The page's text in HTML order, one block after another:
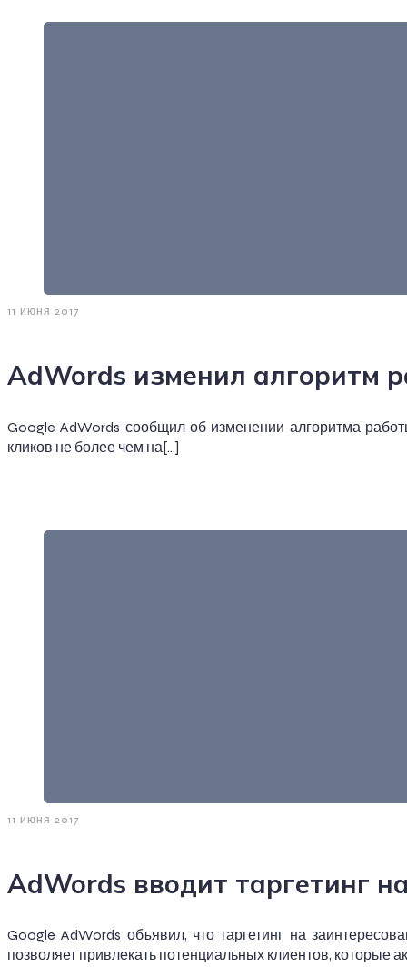
11 июня 2017
AdWords изменил алгоритм
Google AdWords сообщил об изменении алгоритма
кликов не более чем на[…]
11 июня 2017
AdWords вводит таргетинг
Google AdWords объявил, что таргетинг на
позволяет привлекать потенциальных клиентов, которые